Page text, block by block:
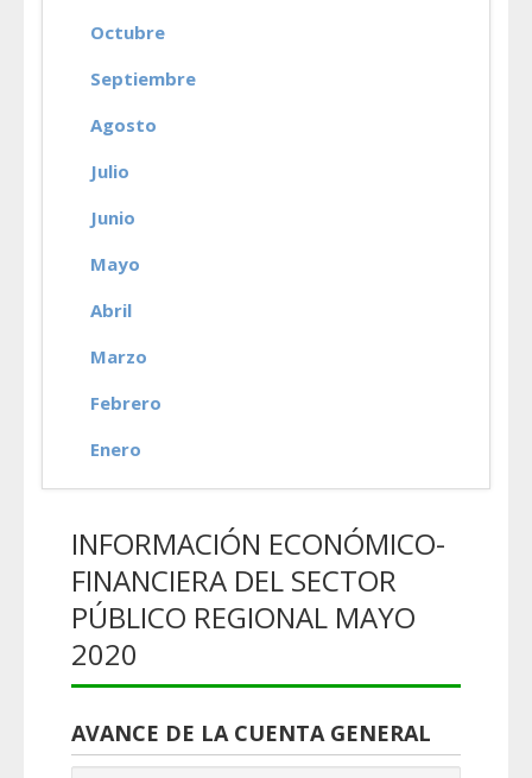
Octubre
Septiembre
Agosto
Julio
Junio
Mayo
Abril
Marzo
Febrero
Enero
INFORMACIÓN ECONÓMICO-
FINANCIERA DEL SECTOR
PÚBLICO REGIONAL MAYO
2020
AVANCE DE LA CUENTA GENERAL